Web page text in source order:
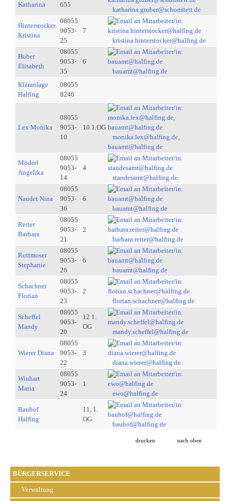
BÜRGERSERVICE
Verwaltung
Katharina
655
katharina.gruber@schonstett.de
Hinterstocker
Kristina
08055
9053-
25
7
kristina.hinterstocker@halfing.de
Huber
Elisabeth
08055
9053-
35
6
bauamt@halfing.de
Kläranlage
Halfing
08055
8246
Lex Monika
08055
9053-
10
10 1.OG
monika.lex@halfing.de,
bauamt@halfing.de
Möderl
Angelika
08055
9053-
14
4
standesamt@halfing.de
Naudet Nina
08055
9053-
36
6
bauamt@halfing.de
Reiter
Barbara
08055
9053-
21
2
barbara.reiter@halfing.de
Rottmoser
Stephanie
08055
9053-
26
6
bauamt@halfing.de
Schachner
Florian
08055
9053-
23
2
florian.schachner@halfing.de
Scheffel
Mandy
08055
9053-
20
12 1.
OG
mandy.scheffel@halfing.de
Wierer Diana
08055
9053-
22
3
diana.wierer@halfing.de
Winhart
Maria
08055
9053-
24
1
ewo@halfing.de
Bauhof
Halfing
11, 1.
OG
bauhof@halfing.de
drucken nach oben